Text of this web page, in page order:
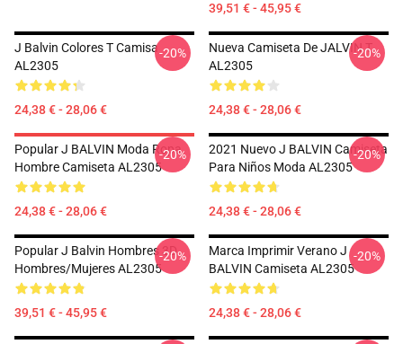
39,51 € - 45,95 €
J Balvin Colores T Camisa
AL2305
24,38 € - 28,06 €
-20%
Nueva Camiseta De JALVIN T
AL2305
24,38 € - 28,06 €
-20%
Popular J BALVIN Moda Ropa
Hombre Camiseta AL2305
24,38 € - 28,06 €
-20%
2021 Nuevo J BALVIN Camiseta
Para Niños Moda AL2305
24,38 € - 28,06 €
-20%
Popular J Balvin Hombres 3D
Hombres/mujeres AL2305
39,51 € - 45,95 €
-20%
Marca Imprimir Verano J
BALVIN Camiseta AL2305
24,38 € - 28,06 €
-20%